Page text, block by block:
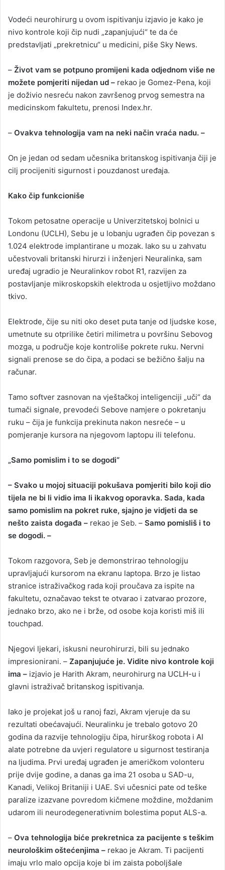
Vodeći neurohirurg u ovom ispitivanju izjavio je kako je
nivo kontrole koji čip nudi „zapanjujući“ te da će
predstavljati „prekretnicu“ u medicini, piše Sky News.
– Život vam se potpuno promijeni kada odjednom više ne
možete pomjeriti nijedan ud – rekao je Gomez-Pena, koji
je doživio nesreću nakon završenog prvog semestra na
medicinskom fakultetu, prenosi Index.hr.
– Ovakva tehnologija vam na neki način vraća nadu. –
On je jedan od sedam učesnika britanskog ispitivanja čiji je
cilj procijeniti sigurnost i pouzdanost uređaja.
Kako čip funkcioniše
Tokom petosatne operacije u Univerzitetskoj bolnici u
Londonu (UCLH), Sebu je u lobanju ugrađen čip povezan s
1.024 elektrode implantirane u mozak. Iako su u zahvatu
učestvovali britanski hirurzi i inženjeri Neuralinka, sam
uređaj ugradio je Neuralinkov robot R1, razvijen za
postavljanje mikroskopskih elektroda u osjetljivo moždano
tkivo.
Elektrode, čije su niti oko deset puta tanje od ljudske kose,
umetnute su otprilike četiri milimetra u površinu Sebovog
mozga, u područje koje kontroliše pokrete ruku. Nervni
signali prenose se do čipa, a podaci se bežično šalju na
računar.
Tamo softver zasnovan na vještačkoj inteligenciji „uči“ da
tumači signale, prevodeći Sebove namjere o pokretanju
ruku – čija je funkcija prekinuta nakon nesreće – u
pomjeranje kursora na njegovom laptopu ili telefonu.
„Samo pomislim i to se dogodi“
– Svako u mojoj situaciji pokušava pomjeriti bilo koji dio
tijela ne bi li vidio ima li ikakvog oporavka. Sada, kada
samo pomislim na pokret ruke, sjajno je vidjeti da se
nešto zaista događa – rekao je Seb. – Samo pomisliš i to
se dogodi. –
Tokom razgovora, Seb je demonstrirao tehnologiju
upravljajući kursorom na ekranu laptopa. Brzo je listao
stranice istraživačkog rada koji proučava za ispite na
fakultetu, označavao tekst te otvarao i zatvarao prozore,
jednako brzo, ako ne i brže, od osobe koja koristi miš ili
touchpad.
Njegovi ljekari, iskusni neurohirurzi, bili su jednako
impresionirani. – Zapanjujuće je. Vidite nivo kontrole koji
ima – izjavio je Harith Akram, neurohirurg na UCLH-u i
glavni istraživač britanskog ispitivanja.
Iako je projekat još u ranoj fazi, Akram vjeruje da su
rezultati obećavajući. Neuralinku je trebalo gotovo 20
godina da razvije tehnologiju čipa, hirurškog robota i AI
alate potrebne da uvjeri regulatore u sigurnost testiranja
na ljudima. Prvi uređaj ugrađen je američkom volonteru
prije dvije godine, a danas ga ima 21 osoba u SAD-u,
Kanadi, Velikoj Britaniji i UAE. Svi učesnici pate od teške
paralize izazvane povredom kičmene moždine, moždanim
udarom ili neurodegenerativnim bolestima poput ALS-a.
– Ova tehnologija biće prekretnica za pacijente s teškim
neurološkim oštećenjima – rekao je Akram. Ti pacijenti
imaju vrlo malo opcija koje bi im zaista poboljšale